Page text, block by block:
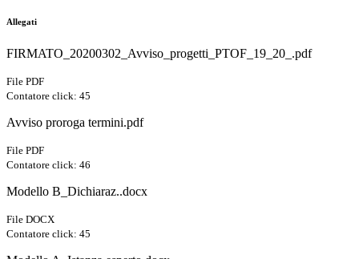
Allegati
FIRMATO_20200302_Avviso_progetti_PTOF_19_20_.pdf
File PDF
Contatore click: 45
Avviso proroga termini.pdf
File PDF
Contatore click: 46
Modello B_Dichiaraz..docx
File DOCX
Contatore click: 45